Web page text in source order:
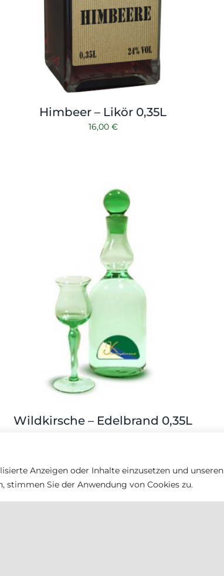
Anzeigen oder Inhalte einzusetzen und unseren
stimmen Sie der Anwendung von Cookies zu.
Himbeer – Likör 0,35L
16,00 €
Wildkirsche – Edelbrand 0,35L